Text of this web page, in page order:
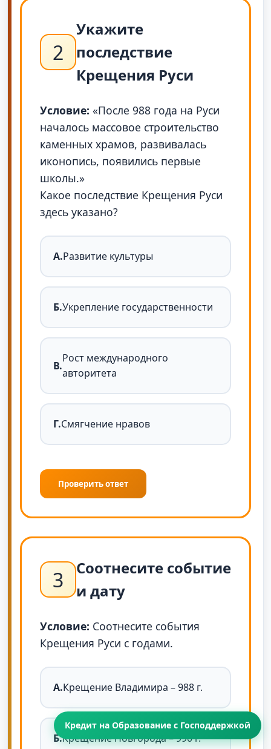
2
Укажите
последствие
Крещения Руси
Условие: «После 988 года на Руси
началось массовое строительство
каменных храмов, развивалась
иконопись, появились первые
школы.»
Какое последствие Крещения Руси
здесь указано?
А.Развитие культуры
Б.Укрепление государственности
В.
Рост международного
авторитета
Г.Смягчение нравов
Проверить ответ
3
Соотнесите событие
и дату
Условие: Соотнесите события
Крещения Руси с годами.
А.Крещение Владимира – 988 г.
Б.Крещение Новгорода – 990 г.
Кредит на Образование с Господдержкой